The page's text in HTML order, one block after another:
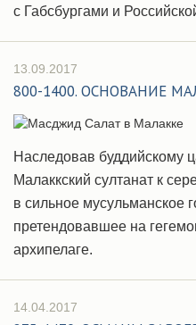
с Габсбургами и
13.09.2017
800-1400. ОСНОВАНИЕ
Наследовав буддийскому
Малаккский султанат к
в сильное мусульманское
претендовавшее на
архипелаге.
14.04.2017